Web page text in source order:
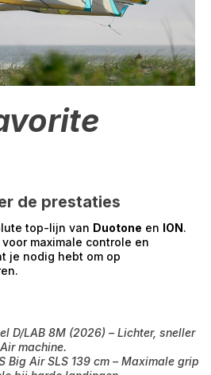
de prestaties
top-lijn van Duotone en ION.
maximale controle en
je nodig hebt om op
D/LAB 8M (2026) – Lichter, sneller
machine.
Big Air SLS 139 cm – Maximale grip